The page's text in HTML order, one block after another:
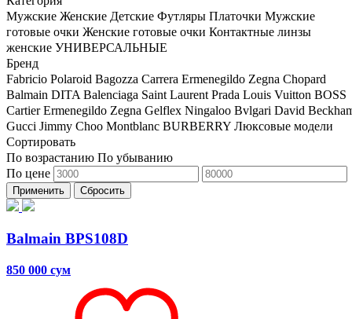
Мужские Женские Детские Футляры Платочки Мужские
готовые очки Женские готовые очки Контактные линзы
женские УНИВЕРСАЛЬНЫЕ
Бренд
Fabricio Polaroid Bagozza Carrera Ermenegildo Zegna Chopard
Balmain DITA Balenciaga Saint Laurent Prada Louis Vuitton BOSS
Cartier Ermenegildo Zegna Gelflex Ningaloo Bvlgari David
Gucci Jimmy Choo Montblanc BURBERRY Люксовые модели
Сортировать
По возрастанию По убыванию
По цене
Применить Сбросить
Balmain BPS108D
850 000 сум